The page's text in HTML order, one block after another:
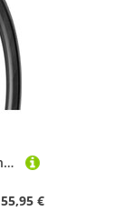
Pirelli Cinturato Evo TLR Rennrad-Faltreifen
55,95 €